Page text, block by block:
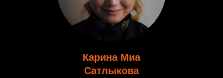
Карина Миа
Сатлыкова